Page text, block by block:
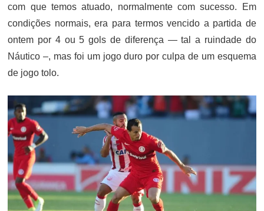
com que temos atuado, normalmente com sucesso. Em
condições normais, era para termos vencido a partida de
ontem por 4 ou 5 gols de diferença — tal a ruindade do
Náutico –, mas foi um jogo duro por culpa de um esquema
de jogo tolo.